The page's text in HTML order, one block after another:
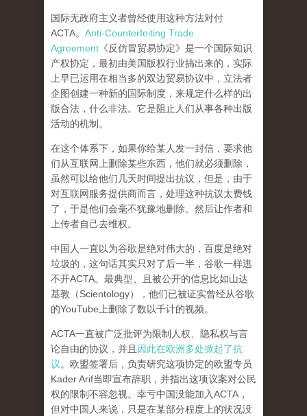
国际无政府主义者曾经使用这种方法对付
ACTA。 Anti-Counterfeiting Trade
Agreement 《反仿冒贸易协定》是一个国际知识
产权协定，最初由美国版权行业搞出来的，实际
上早已运用在相当多的双边贸易协议中，立法者
企图创建一种新的国际制度，来规定什么样的出
版合法，什么非法。它是阻止人们从事各种出版
活动的机制。
在这个体系下，如果你给某人发一封信，要求他
们从互联网上删除某些东西，他们就必须删除，
虽然可以给他们几天时间提出抗议，但是，由于
对互联网服务提供商而言，处理这种抗议太费钱
了，于是他们会毫不犹豫地删除。然后让作者和
上传者自己去维权。
中国人一直以为谷歌是绝对伟大的，百度是绝对
垃圾的，这句话其实只对了后一半，谷歌一样逃
不开ACTA。最典型、且被公开的信息比如山达
基教（Scientology），他们已被证实曾经从谷歌
的YouTube上删除了数以千计的视频。
ACTA一直被广泛批评为限制人权、隐私权与言
论自由的协议，并且 因此在欧洲多处掀起了抗
议。欧盟签署后，负责研究这项协定的欧盟专员
Kader Arif当即宣布辞职，并指出这项议案对公民
权的限制不容忽视。 幸亏中国没能加入ACTA，
但对中国人来说，只是在某部分程度上的状况没